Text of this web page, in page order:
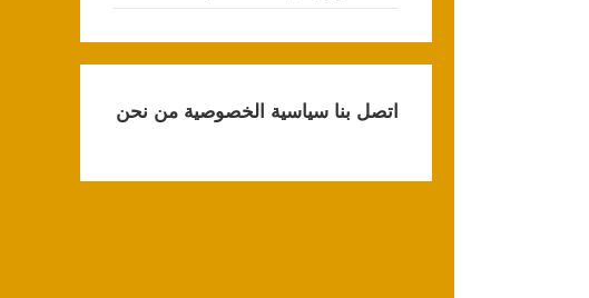
اتصل بنا سياسية الخصوصية من نحن